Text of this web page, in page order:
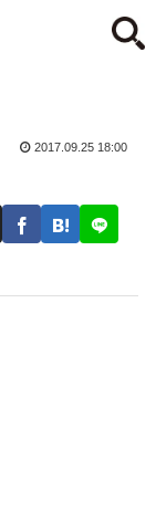
2017.09.25 18:00